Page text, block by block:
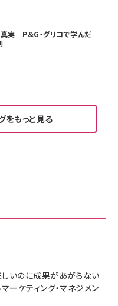
真実 P&G・グリコで学んだ
をもっと見る
06/24号 No.2500増刊
ン[王道エンタメの矜持／
ー保証5年 KLMEA128G
ム iPhone 17 用 保護フィ
Phone17 (6.3インチ) 対応
ー保証5年 KLMEA128G
ド - Amazonロゴ - クラ
いのに成果があがらない
ーケティング・マネジメン